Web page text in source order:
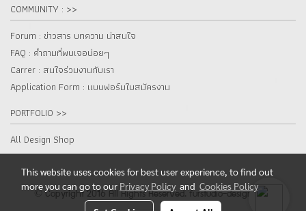
COMMUNITY : >>
Forum : ข่าวสาร บทความ น่าสนใจ
FAQ : คำถามที่พบเจอบ่อยๆ
Carrer : สนใจร่วมงานกับเรา
Application Form : แบบฟอร์มใบสมัครงาน
PORTFOLIO >>
All Design Shop
© Copyright 2016 All Rights Reserved. furstudio-design.com
This website uses cookies for best user experience, to find out
more you can go to our Privacy Policy and Cookies Policy